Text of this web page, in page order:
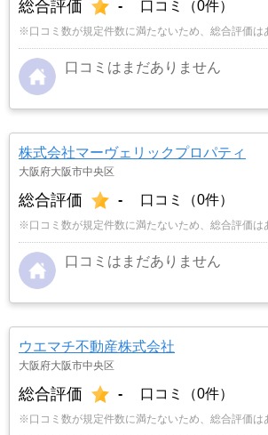
総合評価 - 口コミ（0件）
※口コミ数が規定件数に満たないため、総合評価は
口コミはまだありません
株式会社マーヴェリックプロパティ
大阪府大阪市中央区
総合評価 - 口コミ（0件）
※口コミ数が規定件数に満たないため、総合評価は
口コミはまだありません
ウエマチ不動産株式会社
大阪府大阪市中央区
総合評価 - 口コミ（0件）
※口コミ数が規定件数に満たないため、総合評価は